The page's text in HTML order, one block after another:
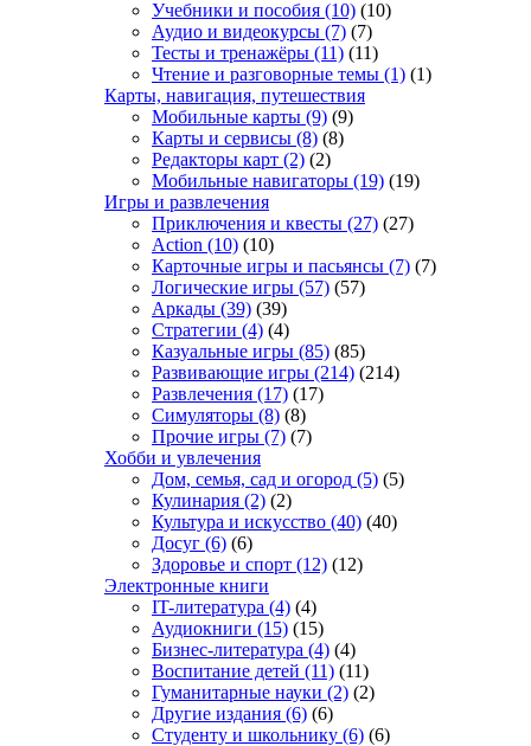
Учебники и пособия (10) (10)
Аудио и видеокурсы (7) (7)
Тесты и тренажёры (11) (11)
Чтение и разговорные темы (1) (1)
Карты, навигация, путешествия
Мобильные карты (9) (9)
Карты и сервисы (8) (8)
Редакторы карт (2) (2)
Мобильные навигаторы (19) (19)
Игры и развлечения
Приключения и квесты (27) (27)
Action (10) (10)
Карточные игры и пасьянсы (7) (7)
Логические игры (57) (57)
Аркады (39) (39)
Стратегии (4) (4)
Казуальные игры (85) (85)
Развивающие игры (214) (214)
Развлечения (17) (17)
Симуляторы (8) (8)
Прочие игры (7) (7)
Хобби и увлечения
Дом, семья, сад и огород (5) (5)
Кулинария (2) (2)
Культура и искусство (40) (40)
Досуг (6) (6)
Здоровье и спорт (12) (12)
Электронные книги
IT-литература (4) (4)
Аудиокниги (15) (15)
Бизнес-литература (4) (4)
Воспитание детей (11) (11)
Гуманитарные науки (2) (2)
Другие издания (6) (6)
Студенту и школьнику (6) (6)